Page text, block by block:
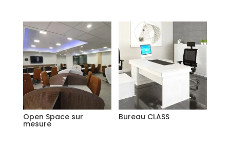
Open Space sur
mesure
Bureau CLASS